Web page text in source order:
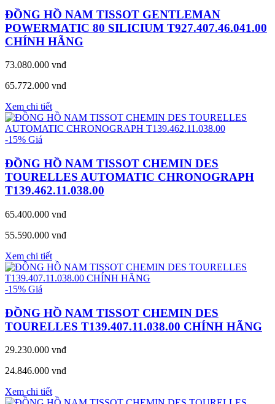
ĐỒNG HỒ NAM TISSOT GENTLEMAN
POWERMATIC 80 SILICIUM T927.407.46.041.00
CHÍNH HÃNG
73.080.000 vnđ
65.772.000 vnđ
Xem chi tiết
-15% Giá
ĐỒNG HỒ NAM TISSOT CHEMIN DES
TOURELLES AUTOMATIC CHRONOGRAPH
T139.462.11.038.00
65.400.000 vnđ
55.590.000 vnđ
Xem chi tiết
-15% Giá
ĐỒNG HỒ NAM TISSOT CHEMIN DES
TOURELLES T139.407.11.038.00 CHÍNH HÃNG
29.230.000 vnđ
24.846.000 vnđ
Xem chi tiết